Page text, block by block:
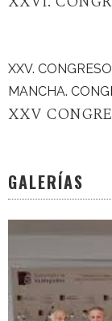
XXV.
MANCHA.
XXV
GALERÍAS